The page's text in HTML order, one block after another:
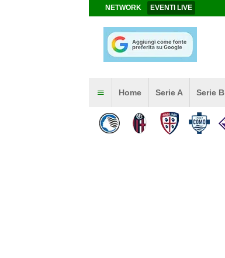
NETWORK EVENTI LIVE
Home Serie A Serie B